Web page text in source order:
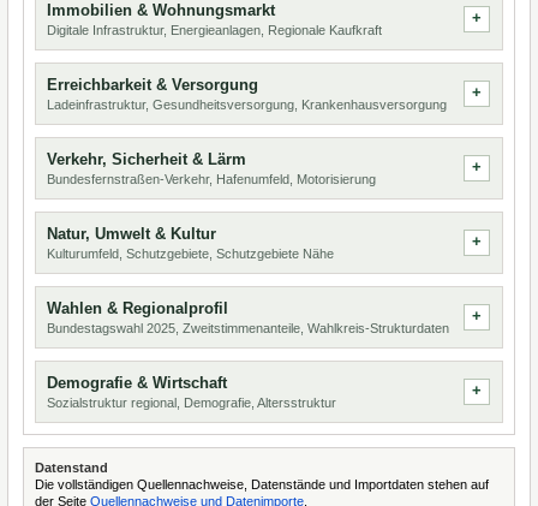
Immobilien & Wohnungsmarkt
Digitale Infrastruktur, Energieanlagen, Regionale Kaufkraft
Erreichbarkeit & Versorgung
Ladeinfrastruktur, Gesundheitsversorgung, Krankenhausversorgung
Verkehr, Sicherheit & Lärm
Bundesfernstraßen-Verkehr, Hafenumfeld, Motorisierung
Natur, Umwelt & Kultur
Kulturumfeld, Schutzgebiete, Schutzgebiete Nähe
Wahlen & Regionalprofil
Bundestagswahl 2025, Zweitstimmenanteile, Wahlkreis-Strukturdaten
Demografie & Wirtschaft
Sozialstruktur regional, Demografie, Altersstruktur
Datenstand
Die vollständigen Quellennachweise, Datenstände und Importdaten stehen auf
der Seite Quellennachweise und Datenimporte